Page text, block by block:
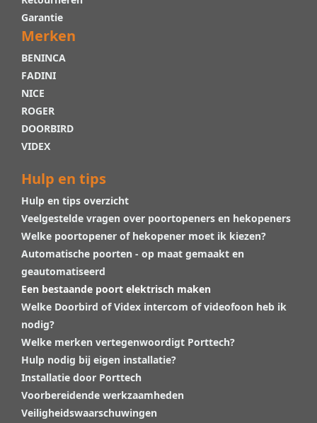
Garantie
Merken
BENINCA
FADINI
NICE
ROGER
DOORBIRD
VIDEX
Hulp en tips
Hulp en tips overzicht
Veelgestelde vragen over poortopeners en hekopeners
Welke poortopener of hekopener moet ik kiezen?
Automatische poorten - op maat gemaakt en
geautomatiseerd
Een bestaande poort elektrisch maken
Welke Doorbird of Videx intercom of videofoon heb ik
nodig?
Welke merken vertegenwoordigt Porttech?
Hulp nodig bij eigen installatie?
Installatie door Porttech
Voorbereidende werkzaamheden
Veiligheidswaarschuwingen